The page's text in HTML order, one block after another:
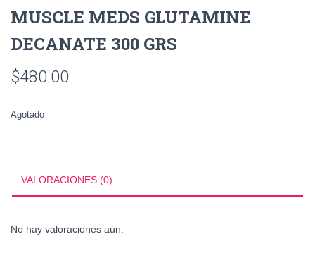
MUSCLE MEDS GLUTAMINE
DECANATE 300 GRS
$480.00
Agotado
VALORACIONES (0)
No hay valoraciones aún.